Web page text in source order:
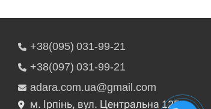
+38(095) 031-99-21
+38(097) 031-99-21
adara.com.ua@gmail.com
м. Ірпінь, вул. Центральна 125